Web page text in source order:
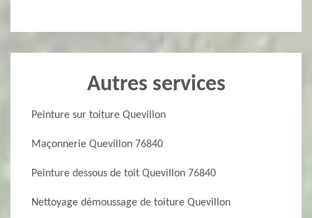
Autres services
Peinture sur toiture Quevillon
Maçonnerie Quevillon 76840
Peinture dessous de toit Quevillon 76840
Nettoyage démoussage de toiture Quevillon